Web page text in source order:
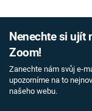
Nenechte si ujít
Zoom!
Zanechte nám svůj e-
upozorníme na to
našeho webu.